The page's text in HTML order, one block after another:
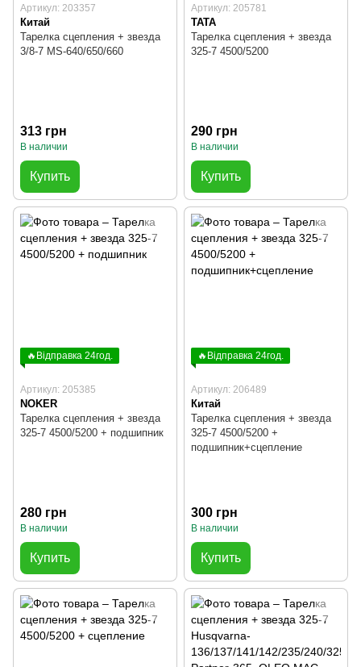
Артикул: 203357
Китай
Тарелка сцепления + звезда
3/8-7 MS-640/650/660
313 грн
В наличии
Купить
Артикул: 205781
TATA
Тарелка сцепления + звезда
325-7 4500/5200
290 грн
В наличии
Купить
🔥Відправка 24год.
Артикул: 205385
NOKER
Тарелка сцепления + звезда
325-7 4500/5200 + подшипник
280 грн
В наличии
Купить
🔥Відправка 24год.
Артикул: 206489
Китай
Тарелка сцепления + звезда
325-7 4500/5200 +
подшипник+сцепление
300 грн
В наличии
Купить